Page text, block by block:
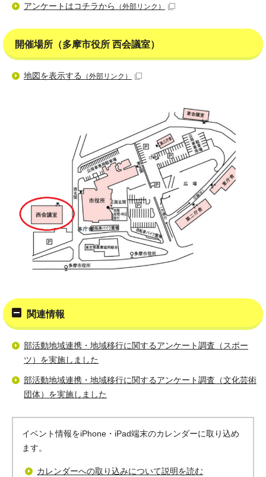
アンケートはコチラから （外部リンク）
開催場所（多摩市役所 西会議室）
地図を表示する （外部リンク）
関連情報
部活動地域連携・地域移行に関するアンケート調査（スポー
ツ）を実施しました
部活動地域連携・地域移行に関するアンケート調査（文化芸術
団体）を実施しました
イベント情報をiPhone・iPad端末のカレンダーに取り込め
ます。
カレンダーへの取り込みについて説明を読む